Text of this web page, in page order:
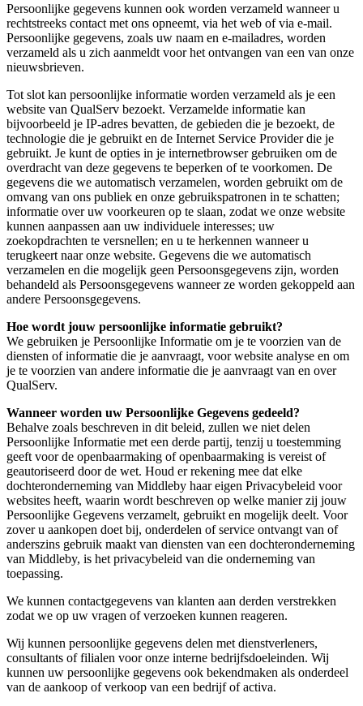
Persoonlijke gegevens kunnen ook worden verzameld wanneer u
rechtstreeks contact met ons opneemt, via het web of via e-mail.
Persoonlijke gegevens, zoals uw naam en e-mailadres, worden
verzameld als u zich aanmeldt voor het ontvangen van een van onze
nieuwsbrieven.
Tot slot kan persoonlijke informatie worden verzameld als je een
website van QualServ bezoekt. Verzamelde informatie kan
bijvoorbeeld je IP-adres bevatten, de gebieden die je bezoekt, de
technologie die je gebruikt en de Internet Service Provider die je
gebruikt. Je kunt de opties in je internetbrowser gebruiken om de
overdracht van deze gegevens te beperken of te voorkomen. De
gegevens die we automatisch verzamelen, worden gebruikt om de
omvang van ons publiek en onze gebruikspatronen in te schatten;
informatie over uw voorkeuren op te slaan, zodat we onze website
kunnen aanpassen aan uw individuele interesses; uw
zoekopdrachten te versnellen; en u te herkennen wanneer u
terugkeert naar onze website. Gegevens die we automatisch
verzamelen en die mogelijk geen Persoonsgegevens zijn, worden
behandeld als Persoonsgegevens wanneer ze worden gekoppeld aan
andere Persoonsgegevens.
Hoe wordt jouw persoonlijke informatie gebruikt?
We gebruiken je Persoonlijke Informatie om je te voorzien van de
diensten of informatie die je aanvraagt, voor website analyse en om
je te voorzien van andere informatie die je aanvraagt van en over
QualServ.
Wanneer worden uw Persoonlijke Gegevens gedeeld?
Behalve zoals beschreven in dit beleid, zullen we niet delen
Persoonlijke Informatie met een derde partij, tenzij u toestemming
geeft voor de openbaarmaking of openbaarmaking is vereist of
geautoriseerd door de wet. Houd er rekening mee dat elke
dochteronderneming van Middleby haar eigen Privacybeleid voor
websites heeft, waarin wordt beschreven op welke manier zij jouw
Persoonlijke Gegevens verzamelt, gebruikt en mogelijk deelt. Voor
zover u aankopen doet bij, onderdelen of service ontvangt van of
anderszins gebruik maakt van diensten van een dochteronderneming
van Middleby, is het privacybeleid van die onderneming van
toepassing.
We kunnen contactgegevens van klanten aan derden verstrekken
zodat we op uw vragen of verzoeken kunnen reageren.
Wij kunnen persoonlijke gegevens delen met dienstverleners,
consultants of filialen voor onze interne bedrijfsdoeleinden. Wij
kunnen uw persoonlijke gegevens ook bekendmaken als onderdeel
van de aankoop of verkoop van een bedrijf of activa.